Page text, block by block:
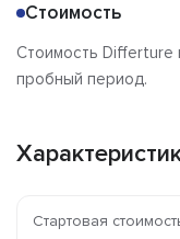
Стоимость
Стоимость Differture
пробный период.
Стартовая